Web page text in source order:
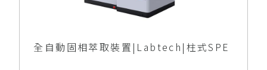
全自動固相萃取裝置|Labtech|柱式SPE